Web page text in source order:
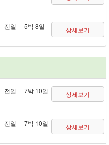
전일 5박 8일 상세보기
전일 7박 10일 상세보기
전일 7박 10일 상세보기